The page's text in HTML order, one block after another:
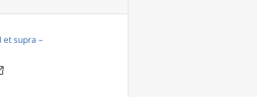
et supra –